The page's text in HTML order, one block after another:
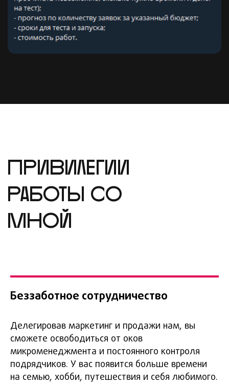
Беззаботное сотрудничество
Делегировав маркетинг и продажи нам, вы
сможете освободиться от оков
микроменеджмента и постоянного контроля
подрядчиков. У вас появится больше времени
на семью, хобби, путешествия и себя любимого.
2021
рекламы в комплексный
федеральными и
международными клиентами.
Работал с РФ, Казахстаном,
Польшей, Турцией. Работал с
бюджетами от 4 млн в месяц.
Там я получил навыки
управления командой и сильно